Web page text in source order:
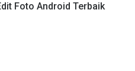
Foto Android Terbaik